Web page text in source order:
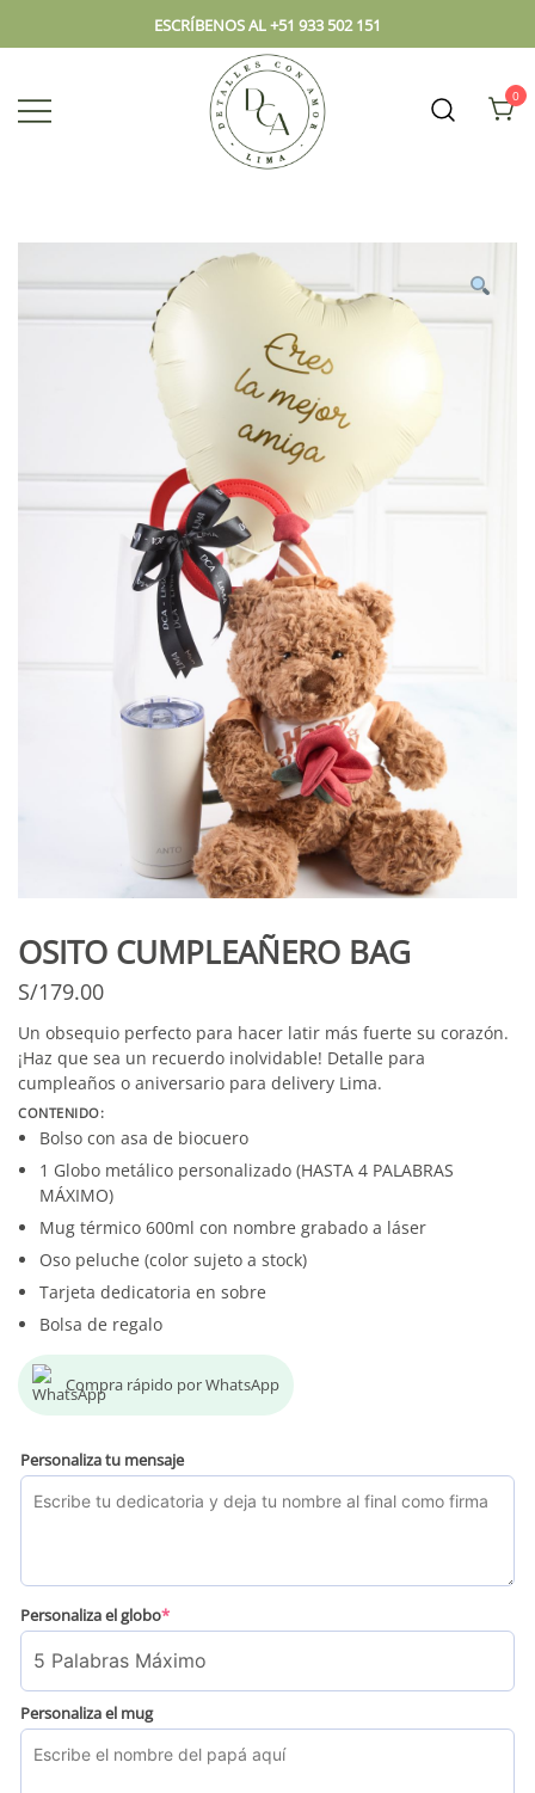
ESCRÍBENOS AL +51 933 502 151
lugar.
0
OSITO CUMPLEAÑERO BAG
S/179.00
Un obsequio perfecto para hacer latir más fuerte su corazón.
¡Haz que sea un recuerdo inolvidable! Detalle para
cumpleaños o aniversario para delivery Lima.
CONTENIDO:
Bolso con asa de biocuero
1 Globo metálico personalizado (HASTA 4 PALABRAS
MÁXIMO)
Mug térmico 600ml con nombre grabado a láser
Oso peluche (color sujeto a stock)
Tarjeta dedicatoria en sobre
Bolsa de regalo
Compra rápido por WhatsApp
Personaliza tu mensaje
Personaliza el globo*
Personaliza el mug